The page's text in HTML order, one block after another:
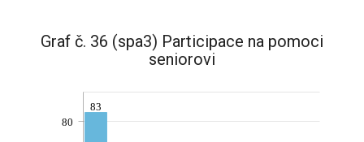
Graf č. 36 (spa3) Participace na pomoci
seniorovi
83
80